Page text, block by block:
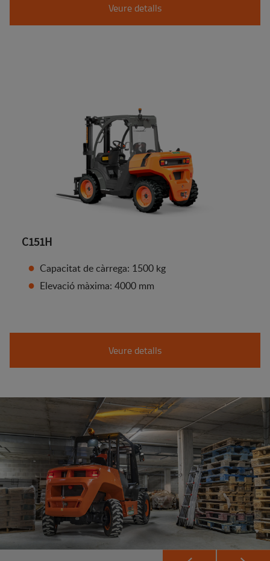
Veure detalls
C151H
Capacitat de càrrega: 1500 kg
Elevació màxima: 4000 mm
Veure detalls